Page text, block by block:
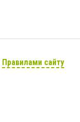
Правилами сайту